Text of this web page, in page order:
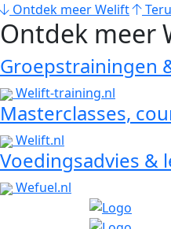
Ontdek meer Welift
Ontdek meer
Groepstrainingen
Welift-training.nl
Masterclasses,
Welift.nl
Voedingsadvies &
Wefuel.nl